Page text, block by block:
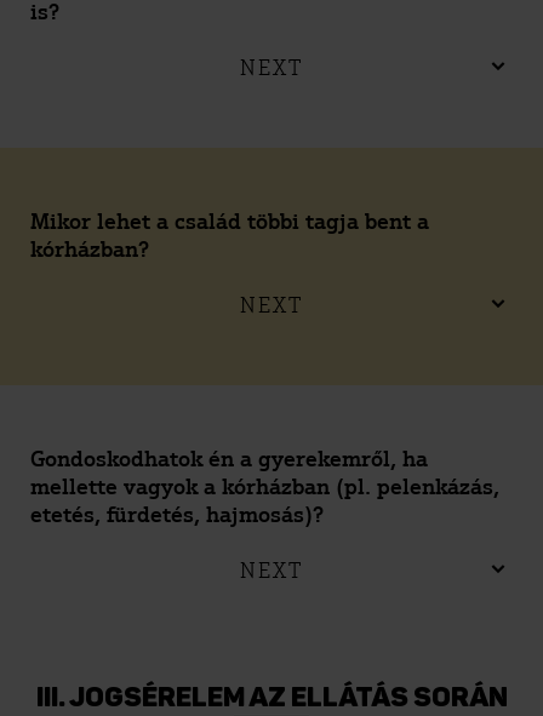
is?
NEXT
Mikor lehet a család többi tagja bent a
kórházban?
NEXT
Gondoskodhatok én a gyerekemről, ha
mellette vagyok a kórházban (pl. pelenkázás,
etetés, fürdetés, hajmosás)?
NEXT
III. JOGSÉRELEM AZ ELLÁTÁS SORÁN